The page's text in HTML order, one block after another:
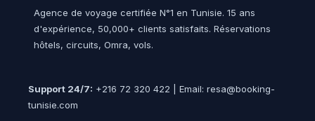
Agence de voyage certifiée N°1 en Tunisie. 15 ans
d'expérience, 50,000+ clients satisfaits. Réservations
hôtels, circuits, Omra, vols.
Support 24/7: +216 72 320 422 | Email: resa@booking-
tunisie.com